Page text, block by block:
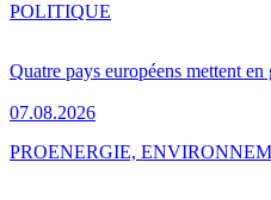
Quatre pays européens mettent
07.08.2026
POLITIQUE
PROENERGIE,